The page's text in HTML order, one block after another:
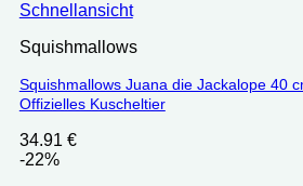
Schnellansicht
Squishmallows
Squishmallows Juana die Jackalope 40
Offizielles Kuscheltier
34.91 €
-22%